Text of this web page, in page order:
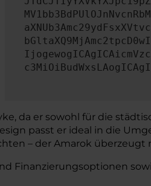
da er sowohl für die
passt er ideal in die
– der Amarok
Finanzierungsoptionen